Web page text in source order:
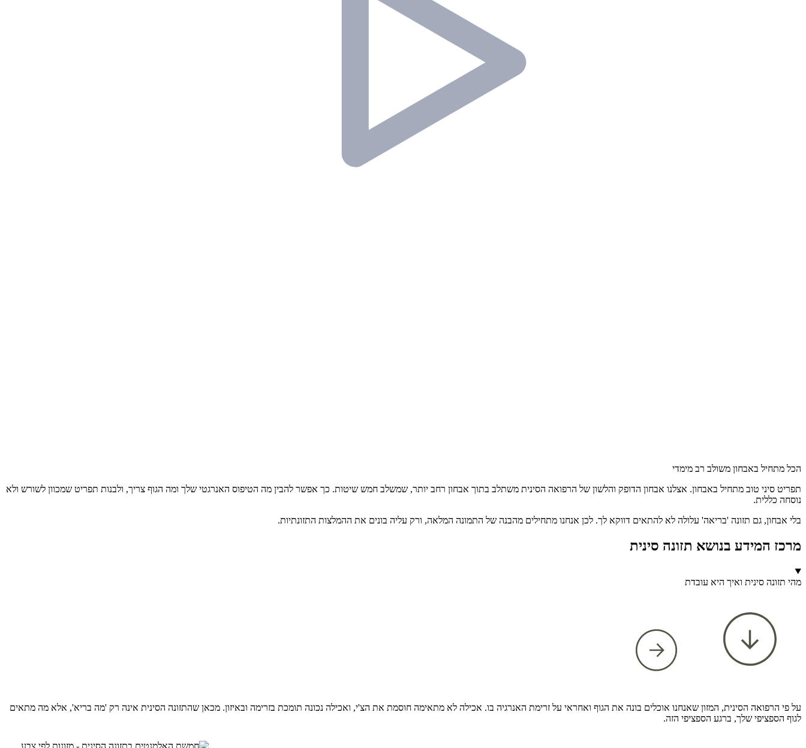
הכל מתחיל באבחון משולב רב מימדי
תפריט סיני טוב מתחיל באבחון. אצלנו אבחון הדופק והלשון של הרפואה הסינית משתלב בתוך אבחון רחב יותר, שמשלב חמש שיטות. כך אפשר להבין מה הטיפוס האנרגטי שלך ומה הגוף צריך, ולבנות תפריט שמכוון לשורש ולא
נוסחה כללית.
בלי אבחון, גם תזונה 'בריאה' עלולה לא להתאים דווקא לך. לכן אנחנו מתחילים מהבנה של התמונה המלאה, ורק עליה בונים את ההמלצות התזונתיות.
מרכז המידע בנושא תזונה סינית
מהי תזונה סינית ואיך היא עובדת
על פי הרפואה הסינית, המזון שאנחנו אוכלים בונה את הגוף ואחראי על זרימת האנרגיה בו. אכילה לא מתאימה חוסמת את הצ'י, ואכילה נכונה תומכת בזרימה ובאיזון. מכאן שהתזונה הסינית אינה רק 'מה בריא', אלא מה מתאים
לגוף הספציפי שלך, ברגע הספציפי הזה.